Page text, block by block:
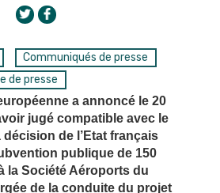
Communiqués de presse
de presse
a annoncé le 20
jugé compatible avec le
de l’Etat français
publique de 150
la Société Aéroports du
de la conduite du projet